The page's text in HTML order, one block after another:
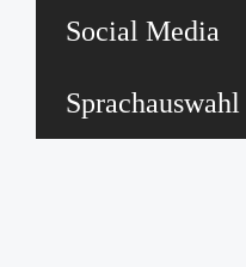
Social Media
Sprachauswahl